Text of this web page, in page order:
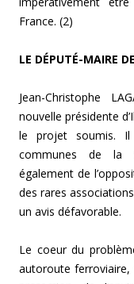
France. (2)
LE DÉPUTÉ-MAIRE
Jean-Christophe
nouvelle présidente
le projet soumis.
communes de la
également de
des rares
un avis défavorable.
Le coeur du
autoroute ferroviaire,